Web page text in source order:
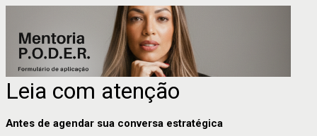
Leia com atenção
Antes de agendar sua conversa estratégica